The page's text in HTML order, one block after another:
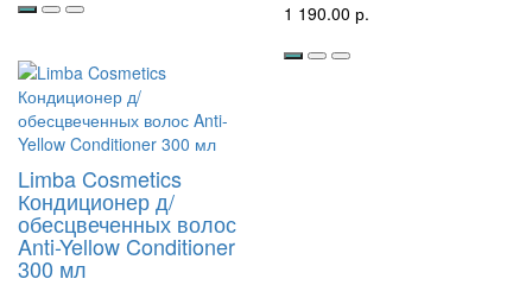
1 190.00 р.
Limba Cosmetics
Кондиционер д/
обесцвеченных волос
Anti-Yellow Conditioner
300 мл